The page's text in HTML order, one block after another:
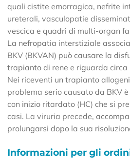
quali cistite emorragica, nefrite
ureterali, vasculopatie
vescica e quadri di multi-organ
La nefropatia interstiziale
BKV (BKVAN) può causare la
trapianto di rene e riguarda
Nei riceventi un trapianto
problema serio causato da BKV
con inizio ritardato (HC) che si
casi. La viruria precede,
prolungarsi dopo la sua
Informazioni per gli